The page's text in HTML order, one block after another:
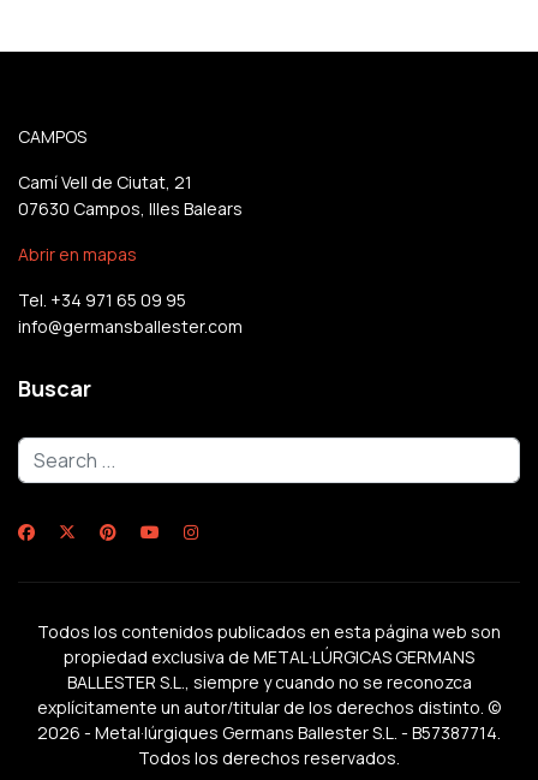
CAMPOS
Camí Vell de Ciutat, 21
07630 Campos, Illes Balears
Abrir en mapas
Tel. +34 971 65 09 95
info@germansballester.com
Buscar
Buscar...
Todos los contenidos publicados en esta página web son
propiedad exclusiva de METAL·LÚRGICAS GERMANS
BALLESTER S.L., siempre y cuando no se reconozca
explícitamente un autor/titular de los derechos distinto. ©
2026 - Metal·lúrgiques Germans Ballester S.L. - B57387714.
Todos los derechos reservados.